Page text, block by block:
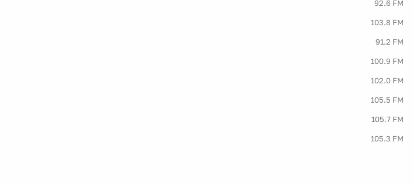
92.6 FM
103.8 FM
91.2 FM
100.9 FM
102.0 FM
105.5 FM
105.7 FM
105.3 FM